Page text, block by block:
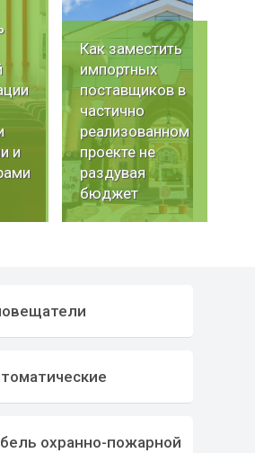
и
Как заместить
импортных
поставщиков в
частично
реализованном
проекте не
раздувая
бюджет
охранно-пожарной